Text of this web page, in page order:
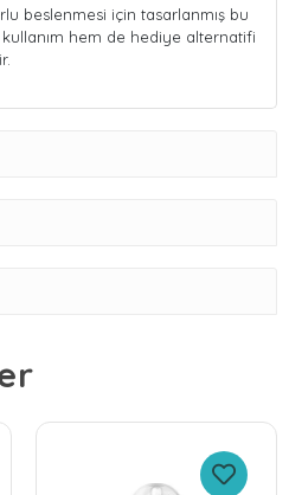
beslenmesi için tasarlanmış bu
hem de hediye alternatifi